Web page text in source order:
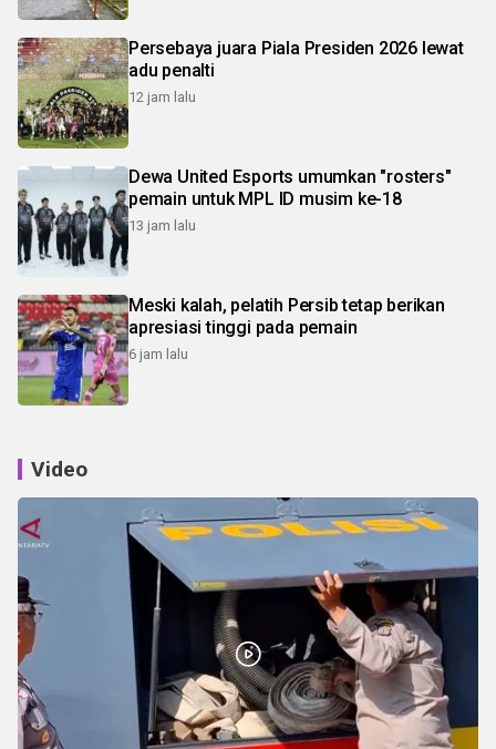
Persebaya juara Piala Presiden 2026 lewat
adu penalti
12 jam lalu
Dewa United Esports umumkan "rosters"
pemain untuk MPL ID musim ke-18
13 jam lalu
Meski kalah, pelatih Persib tetap berikan
apresiasi tinggi pada pemain
6 jam lalu
Video